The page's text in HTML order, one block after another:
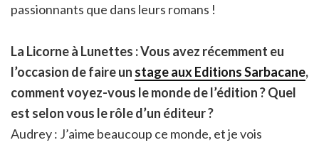
passionnants que dans leurs romans !
La Licorne à Lunettes : Vous avez récemment eu
l’occasion de faire un stage aux Editions Sarbacane,
comment voyez-vous le monde de l’édition ? Quel
est selon vous le rôle d’un éditeur ?
Audrey : J’aime beaucoup ce monde, et je vois